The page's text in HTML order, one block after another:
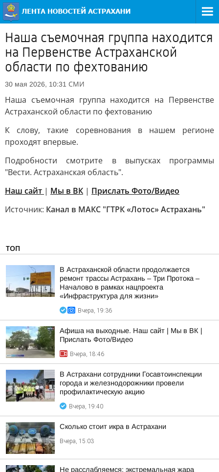
Наша съемочная группа находится
на Первенстве Астраханской
области по фехтованию
30 мая 2026, 10:31 СМИ
Наша съемочная группа находится на Первенстве
Астраханской области по фехтованию
К слову, такие соревнования в нашем регионе
проходят впервые.
Подробности смотрите в выпусках программы
"Вести. Астраханская область".
Наш сайт | Мы в ВК | Прислать Фото/Видео
Источник: Канал в МАКС "ГТРК «Лотос» Астрахань"
ТОП
В Астраханской области продолжается
ремонт трассы Астрахань – Три Протока –
Началово в рамках нацпроекта
«Инфраструктура для жизни»
Вчера, 19:36
Афиша на выходные. Наш сайт | Мы в ВК |
Прислать Фото/Видео
Вчера, 18:46
В Астрахани сотрудники Госавтоинспекции
города и железнодорожники провели
профилактическую акцию
Вчера, 19:40
Сколько стоит икра в Астрахани
Вчера, 15:03
Не расслабляемся: экстремальная жара